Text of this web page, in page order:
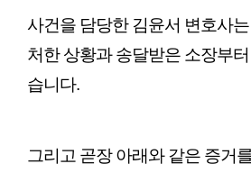
사건을 담당한 김윤서 변호사
처한 상황과 송달받은 소장부
습니다.
그리고 곧장 아래와 같은 증거